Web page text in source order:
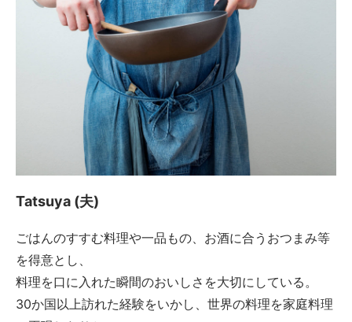
Tatsuya (夫)
ごはんのすすむ料理や一品もの、お酒に合うおつまみ等
を得意とし、
料理を口に入れた瞬間のおいしさを大切にしている。
30か国以上訪れた経験をいかし、世界の料理を家庭料理